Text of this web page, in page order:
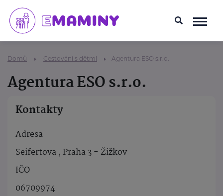
Domů Cestování s dětmi Agentura ESO s.r.o.
Agentura ESO s.r.o.
Kontakty
Adresa
Seifertova , Praha 3 - Žižkov
IČO
06709974